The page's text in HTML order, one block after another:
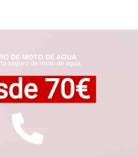
DE MOTO DE AGUA
seguro de moto de agua.
70€